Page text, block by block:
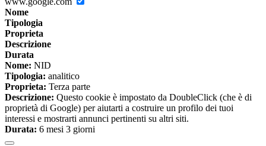
Nome
Tipologia
Proprieta
Descrizione
Durata
Nome: NID
Tipologia: analitico
Proprieta: Terza parte
Descrizione: Questo cookie è impostato da DoubleClick (che è di
proprietà di Google) per aiutarti a costruire un profilo dei tuoi
interessi e mostrarti annunci pertinenti su altri siti.
Durata: 6 mesi 3 giorni